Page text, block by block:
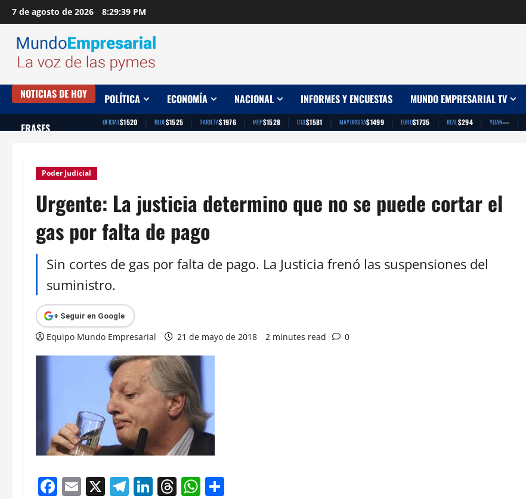
Saltar
al
contenido
7 de agosto de 2026 8:29:40 PM
NOTICIAS DE HOY POLÍTICA ECONOMÍA NACIONAL INFORMES Y ENCUESTAS MUNDO EMPRESARIAL TV
FRASES OFICIAL$1520 | BLUE$1525 | TARJETA$1976 | MEP$1528 | CCL$1581 | MAYORISTA$1499 | EURO$1735 | REAL$294 | YUAN— |
Poder Judicial
Urgente: La justicia determino que no se puede cortar el
gas por falta de pago
Sin cortes de gas por falta de pago. La Justicia frenó las suspensiones del
suministro.
+ Seguir en Google
Equipo Mundo Empresarial 21 de mayo de 2018 2 minutes read 0
Facebook
Email
X Telegram
LinkedIn
Threads
WhatsApp